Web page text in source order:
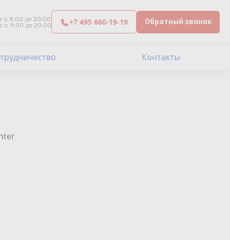
с 8:00 до 20:00
с 9:00 до 20:00
+7 495 660-19-19 Обратный звонок
Контакты